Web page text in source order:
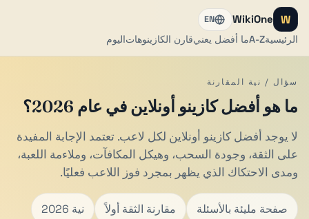
W
WikiOne
الرئيسيةA-Zما أفضل يعنيقارن الكازينوهاتاليوم
EN
سؤال / نية المقارنة
ما هو أفضل كازينو أونلاين في عام 2026؟
لا يوجد أفضل كازينو أونلاين لكل لاعب. تعتمد الإجابة المفيدة
على الثقة، وجودة السحب، وهيكل المكافآت، وملاءمة اللعبة،
ومدى الاحتكاك الذي يظهر بمجرد فوز اللاعب فعليًا.
صفحة مليئة بالأسئلة مقارنة الثقة أولاً نية 2026